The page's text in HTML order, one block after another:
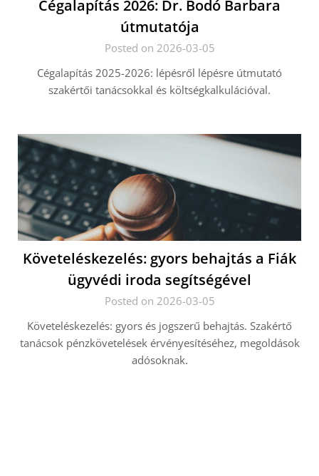
Cégalapítás 2026: Dr. Bodó Barbara
útmutatója
Posted on 2026-03-05
Cégalapítás 2025-2026: lépésről lépésre útmutató
szakértői tanácsokkal és költségkalkulációval.
Követeléskezelés: gyors behajtás a Fiák
ügyvédi iroda segítségével
Posted on 2026-03-05
Követeléskezelés: gyors és jogszerű behajtás. Szakértő
tanácsok pénzkövetelések érvényesítéséhez, megoldások
adósoknak.